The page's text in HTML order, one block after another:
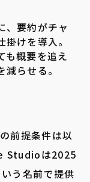
、要約がチャ
けを導入。
も概要を追え
らせる。
前提条件は以
Studioは2025
う名前で提供